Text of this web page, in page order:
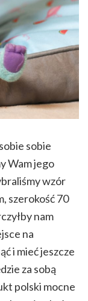
sobie
Wam jego
wzór
szerokość 70
nam
na
i mieć jeszcze
za sobą
polski mocne